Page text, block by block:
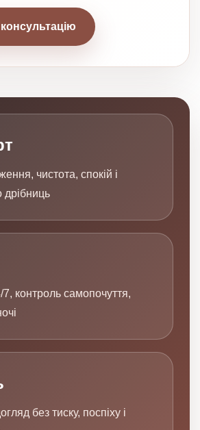
чистота, спокій і
дрібниць
контроль самопочуття,
без тиску, поспіху і